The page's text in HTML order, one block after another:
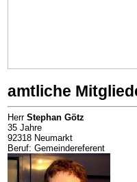
amtliche
Herr Stephan Götz
35 Jahre
92318 Neumarkt
Beruf: Gemeindereferent